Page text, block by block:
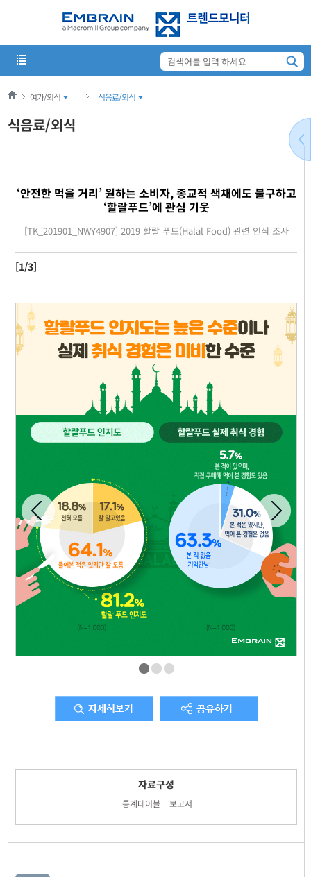
여가/외식 식음료/외식
식음료/외식
‘안전한 먹을 거리’ 원하는 소비자, 종교적 색채에도 불구하고
‘할랄푸드’에 관심 기웃
[TK_201901_NWY4907] 2019 할랄 푸드(Halal Food) 관련 인식 조사
[1/3]
자료구성
통계테이블 보고서